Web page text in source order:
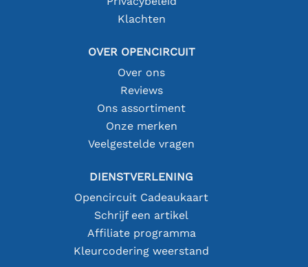
Klachten
OVER OPENCIRCUIT
Over ons
Reviews
Ons assortiment
Onze merken
Veelgestelde vragen
DIENSTVERLENING
Opencircuit Cadeaukaart
Schrijf een artikel
Affiliate programma
Kleurcodering weerstand